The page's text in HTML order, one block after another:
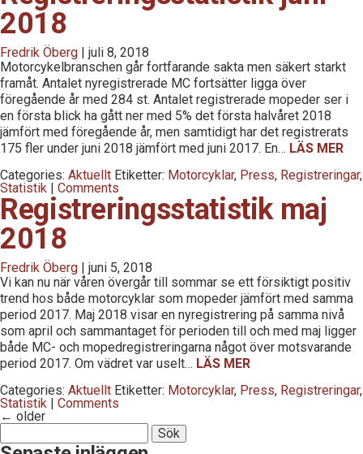
2018
Fredrik Öberg | juli 8, 2018
Motorcykelbranschen går fortfarande sakta men säkert starkt
framåt. Antalet nyregistrerade MC fortsätter ligga över
föregående år med 284 st. Antalet registrerade mopeder ser i
en första blick ha gått ner med 5% det första halvåret 2018
jämfört med föregående år, men samtidigt har det registrerats
175 fler under juni 2018 jämfört med juni 2017. En… LÄS MER
Categories: Aktuellt Etiketter: Motorcyklar, Press, Registreringar,
Statistik | Comments
Registreringsstatistik maj
2018
Fredrik Öberg | juni 5, 2018
Vi kan nu när våren övergår till sommar se ett försiktigt positiv
trend hos både motorcyklar som mopeder jämfört med samma
period 2017. Maj 2018 visar en nyregistrering på samma nivå
som april och sammantaget för perioden till och med maj ligger
både MC- och mopedregistreringarna något över motsvarande
period 2017. Om vädret var uselt… LÄS MER
Categories: Aktuellt Etiketter: Motorcyklar, Press, Registreringar,
Statistik | Comments
← older
Sök
efter: